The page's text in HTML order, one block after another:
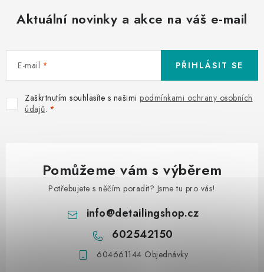
Aktuální novinky a akce na váš e-mail
E-mail
Zaškrtnutím souhlasíte s našimi podmínkami ochrany osobních
údajů.
PŘIHLÁSIT SE
Pomůžeme vám s výběrem
Potřebujete s něčím poradit? Jsme tu pro vás!
info@detailingshop.cz
602542150
604661144 Objednávky